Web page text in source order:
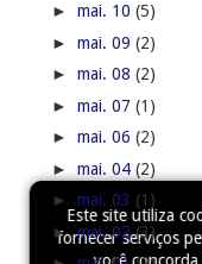
Este site utiliza
fornecer serviços
► mai. 10 (5)
► mai. 09 (2)
► mai. 08 (2)
► mai. 07 (1)
► mai. 06 (2)
► mai. 04 (2)
► mai. 03 (1)
►mai. 02(3)